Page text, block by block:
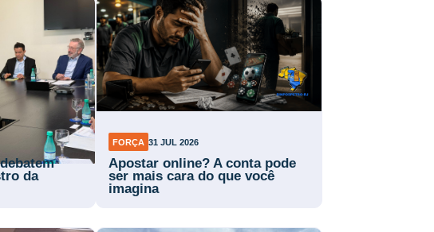
da
FORÇA 31 JUL 2026
Apostar online? A conta pode
ser mais cara do que você
imagina